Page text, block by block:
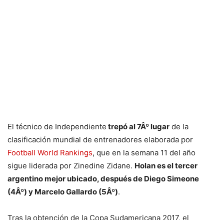
El técnico de Independiente trepó al 7Âº lugar de la
clasificación mundial de entrenadores elaborada por
Football World Rankings, que en la semana 11 del año
sigue liderada por Zinedine Zidane. Holan es el tercer
argentino mejor ubicado, después de Diego Simeone
(4Âº) y Marcelo Gallardo (5Âº).
Tras la obtención de la Copa Sudamericana 2017, el